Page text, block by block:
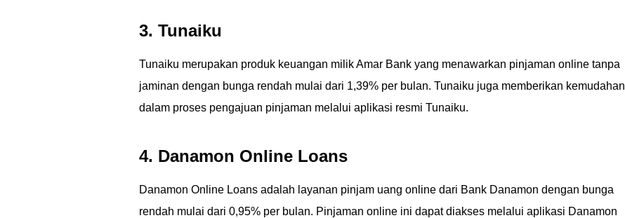
3. Tunaiku
Tunaiku merupakan produk keuangan milik Amar Bank yang menawarkan pinjaman online tanpa
jaminan dengan bunga rendah mulai dari 1,39% per bulan. Tunaiku juga memberikan kemudahan
dalam proses pengajuan pinjaman melalui aplikasi resmi Tunaiku.
4. Danamon Online Loans
Danamon Online Loans adalah layanan pinjam uang online dari Bank Danamon dengan bunga
rendah mulai dari 0,95% per bulan. Pinjaman online ini dapat diakses melalui aplikasi Danamon